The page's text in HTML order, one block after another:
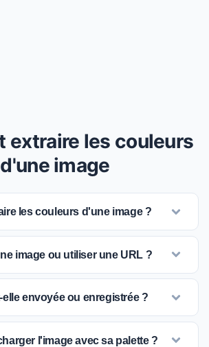
extraire les couleurs
d'une image
les couleurs d'une image ?
image ou utiliser une URL ?
elle envoyée ou enregistrée ?
l'image avec sa palette ?